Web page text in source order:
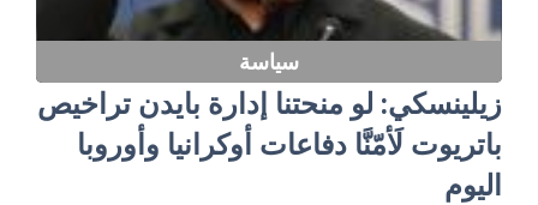
سياسة
زيلينسكي: لو منحتنا إدارة بايدن تراخيص
باتريوت لَأمّنَّا دفاعات أوكرانيا وأوروبا
اليوم